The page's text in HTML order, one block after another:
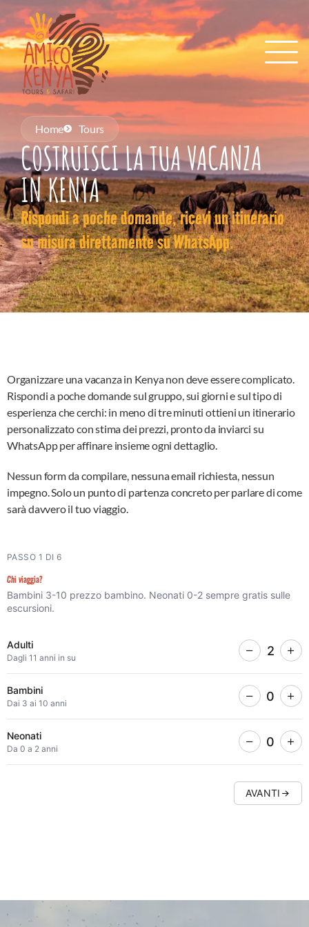
Home Tours
COSTRUISCI LA TUA VACANZA
IN KENYA
Rispondi a poche domande, ricevi un itinerario
su misura direttamente su WhatsApp.
Organizzare una vacanza in Kenya non deve essere complicato.
Rispondi a poche domande sul gruppo, sui giorni e sul tipo di
esperienza che cerchi: in meno di tre minuti ottieni un itinerario
personalizzato con stima dei prezzi, pronto da inviarci su
WhatsApp per affinare insieme ogni dettaglio.
Nessun form da compilare, nessuna email richiesta, nessun
impegno. Solo un punto di partenza concreto per parlare di come
sarà davvero il tuo viaggio.
Configuratore
vacanze
procedura
guidata
per
costruire
un
automatico
PASSO 1 DI 6
Chi viaggia?
Bambini 3-10 prezzo bambino. Neonati 0-2 sempre gratis sulle
escursioni.
Adulti
Dagli 11 anni in su 2
Bambini
Dai 3 ai 10 anni 0
Neonati
Da 0 a 2 anni 0
AVANTI